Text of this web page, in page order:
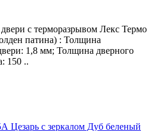
с терморазрывом Лекс Термо
патина) : Толщина
1,8 мм; Толщина дверного
150 ..